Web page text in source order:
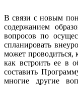
В связи с новым
содержанием
вопросов по
спланировать
может проводиться,
как встроить ее в
составить
многие другие